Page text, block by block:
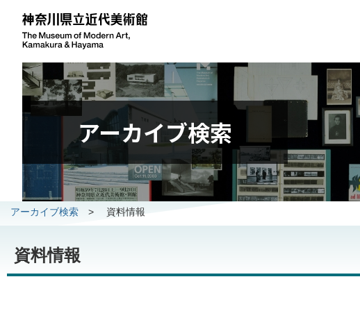
アーカイブ検索
アーカイブ検索 > 資料情報
資料情報